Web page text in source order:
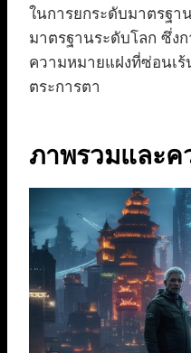
ในการยกระดับมาตรฐา
มาตรฐานระดับโลก ซึ่ง
ความหมายแฝงที่ซ่อนเ
ตระการตา
ภาพรวมและค